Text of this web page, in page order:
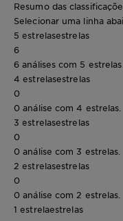
Resumo das
Selecionar uma linha
5 estrelasestrelas
6
6 análises com 5
4 estrelasestrelas
0
0 análise com 4 estrelas.
3 estrelasestrelas
0
0 análise com 3 estrelas.
2 estrelasestrelas
0
0 análise com 2 estrelas.
1 estrelaestrelas